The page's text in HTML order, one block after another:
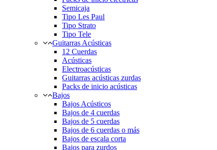
Semicaja
Tipo Les Paul
Tipo Strato
Tipo Tele
Guitarras Acústicas
12 Cuerdas
Acústicas
Electroacústicas
Guitarras acústicas zurdas
Packs de inicio acústicas
Bajos
Bajos Acústicos
Bajos de 4 cuerdas
Bajos de 5 cuerdas
Bajos de 6 cuerdas o más
Bajos de escala corta
Bajos para zurdos